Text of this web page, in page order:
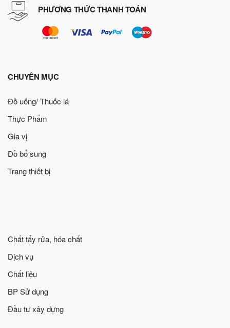
PHƯƠNG THỨC THANH TOÁN
CHUYÊN MỤC
Đồ uống/ Thuốc lá
Thực Phẩm
Gia vị
Đồ bổ sung
Trang thiết bị
Chất tẩy rửa, hóa chất
Dịch vụ
Chất liệu
BP Sử dụng
Đầu tư xây dựng